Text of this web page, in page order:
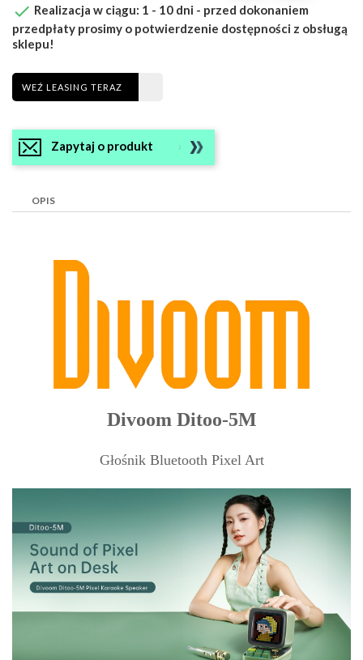
 Realizacja w ciągu: 1 - 10 dni - przed dokonaniem
przedpłaty prosimy o potwierdzenie dostępności z obsługą
sklepu!
WEŹ LEASING TERAZ
Zapytaj o produkt
OPIS
Divoom Ditoo-5M
Głośnik Bluetooth Pixel Art